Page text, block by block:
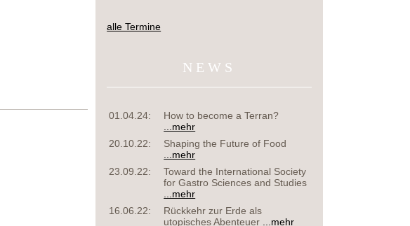
alle Termine
NEWS
01.04.24:
How to become a Terran?
...mehr
20.10.22:
Shaping the Future of Food
...mehr
23.09.22:
Toward the International Society
for Gastro Sciences and Studies
...mehr
16.06.22:
Rückkehr zur Erde als
utopisches Abenteuer ...mehr